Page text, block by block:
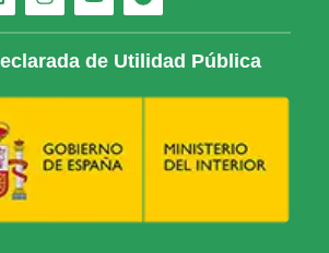
de Utilidad Pública